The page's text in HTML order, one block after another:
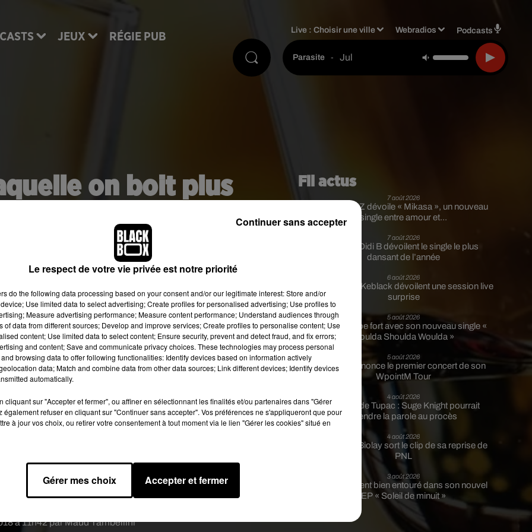
JEUX RÉGIE PUB
Live :Choisir une ville Webradios Podcasts
Parasite - Jul
on boit plus
à 11h42 par Maud Tambellini
se vident aussi vite ! En effet selon une étude qui
Et l'on ne parle pas ici de chocolat chaud !
Pixabay
de Pittsburgh, spécialisé dans les maladies du foie. Les
extérieure, amplitude de lumière en journée et
d’alcool.
nettement que l’hiver venu, on boit plus. Premièrement,
commenceraient l’apéritif bien plus tôt que l’été par exemple.
selon les déclarations. D’autant que l’hiver, fini le rosé ; on
eaux-de-vie ou des digestifs à la fin de repas copieux.
drinking plus marquée dans les pays au climat plus froid et des
fréquentes en conséquence.
le soleil est presque totalement absent de novembre à février,
17,5 litres d’alcool par tête et par an.
Fil actus
7 août 2026
Moha MMZ dévoile « Mikasa », un nouveau
single entre amour et...
7 août 2026
Tayc et Didi B dévoilent le single le plus
dansant de l’année
6 août 2026
Franglish et Keblack dévoilent une session live
surprise
5 août 2026
Russ frappe fort avec son nouveau single «
Coulda Shoulda Woulda »
5 août 2026
Tiakola annonce le premier concert de son
WpointM Tour
4 août 2026
Meurtre de Tupac : Suge Knight pourrait
prendre la parole au procès
4 août 2026
Benjamin Biolay sort le clip de sa reprise de
PNL
3 août 2026
Rim’K revient bien entouré dans son nouvel
EP « Soleil de minuit »
Le respect de votre vie privée est notre priorité
do the following data processing based on your consent and/or our legitimate interest: Store and/or
Use limited data to select advertising; Create profiles for personalised advertising; Use profiles to
Measure advertising performance; Measure content performance; Understand audiences through
of data from different sources; Develop and improve services; Create profiles to personalise content; Use
content; Use limited data to select content; Ensure security, prevent and detect fraud, and fix errors;
and content; Save and communicate privacy choices. These technologies may process personal
browsing data to offer following functionalities: Identify devices based on information actively
data; Match and combine data from other data sources; Link different devices; Identify devices
automatically.
cliquant sur "Accepter et fermer", ou affiner en sélectionnant les finalités et/ou partenaires dans "Gérer
également refuser en cliquant sur "Continuer sans accepter". Vos préférences ne s'appliqueront que pour
à jour vos choix, ou retirer votre consentement à tout moment via le lien "Gérer les cookies" situé en
Gérer mes choix Accepter et fermer
Continuer sans accepter